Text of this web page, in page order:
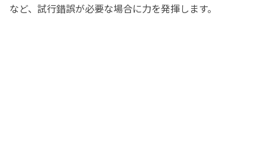
など、試行錯誤が必要な場合に力を発揮します。